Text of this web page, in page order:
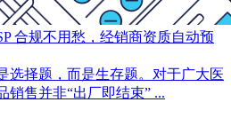
合规不用愁，经销商资质自动预
选择题，而是生存题。对于广大医
销售并非“出厂即结束” ...